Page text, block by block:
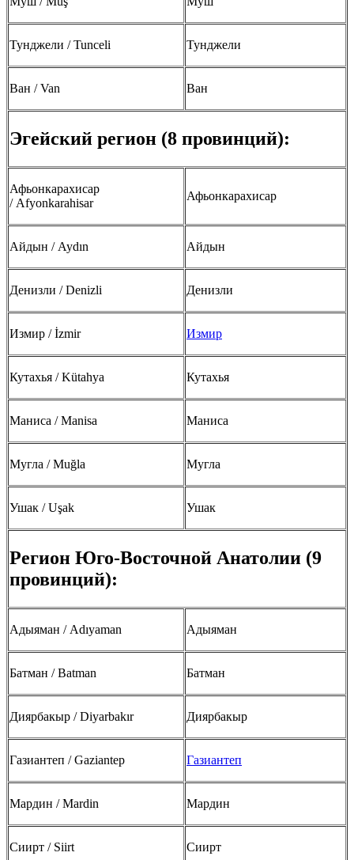
Тунджели / Tunceli Тунджели
Ван / Van Ван
Эгейский регион (8 провинций):
Афьонкарахисар
/ Afyonkarahisar
Афьонкарахисар
Айдын / Aydın Айдын
Денизли / Denizli Денизли
Измир / İzmir Измир
Кутахья / Kütahya Кутахья
Маниса / Manisa Маниса
Мугла / Muğla Мугла
Ушак / Uşak Ушак
Регион Юго-Восточной Анатолии (9
провинций):
Адыяман / Adıyaman Адыяман
Батман / Batman Батман
Диярбакыр / Diyarbakır Диярбакыр
Газиантеп / Gaziantep Газиантеп
Мардин / Mardin Мардин
Сиирт / Siirt Сиирт